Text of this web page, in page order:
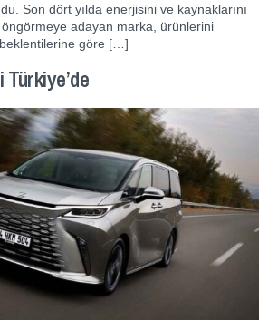
Son dört yılda enerjisini ve kaynaklarını
öngörmeye adayan marka, ürünlerini
göre […]